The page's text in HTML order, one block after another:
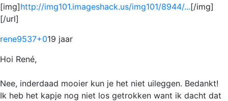
[img]http://img101.imageshack.us/img101/8944/...[/img]
[/url]
rene9537+019 jaar
Hoi René,
Nee, inderdaad mooier kun je het niet uileggen. Bedankt!
Ik heb het kapje nog niet los getrokken want ik dacht dat